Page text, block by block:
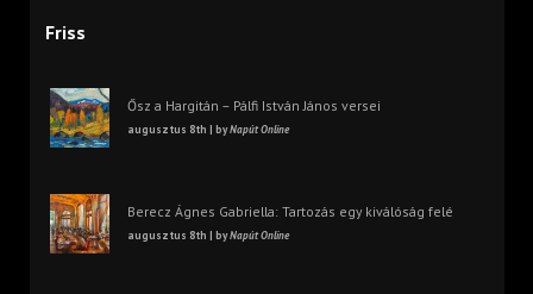
Friss
Ősz a Hargitán – Pálfi István János versei
augusztus 8th | byNapút Online
Berecz Ágnes Gabriella: Tartozás egy kiválóság felé
augusztus 8th | byNapút Online